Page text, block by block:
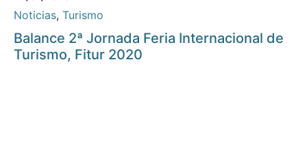
Noticias, Turismo
Balance 2ª Jornada Feria Internacional de
Turismo, Fitur 2020